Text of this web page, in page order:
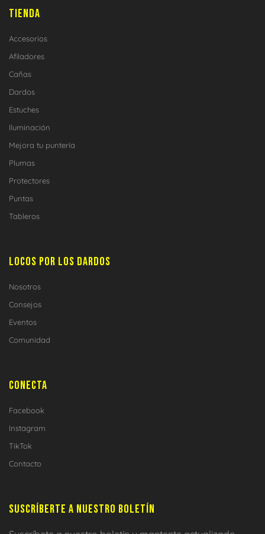
TIENDA
Accesorios
Afiladores
Cañas
Dardos
Estuches
Iluminación
Mejora tu puntería
Plumas
Protectores
Puntas
Tableros
LOCOS POR LOS DARDOS
Nosotros
Consejos
Eventos
Comunidad
CONECTA
Facebook
Instagram
TikTok
Contacto
SUSCRÍBERTE A NUESTRO BOLETÍN